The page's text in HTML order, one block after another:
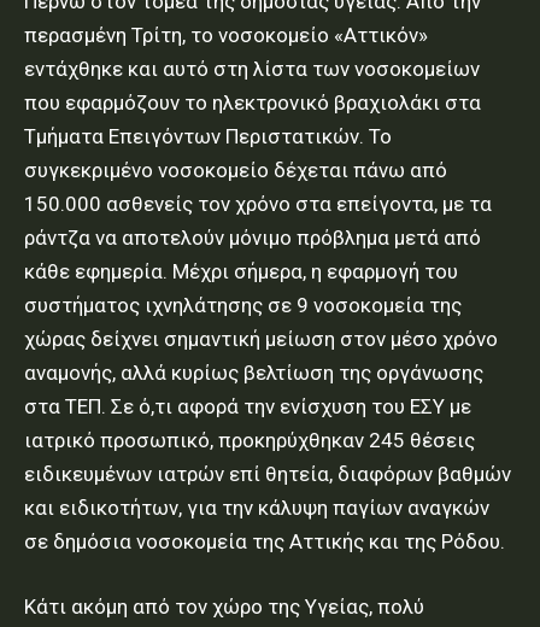
περασμένη Τρίτη, το νοσοκομείο «Αττικόν»
εντάχθηκε και αυτό στη λίστα των νοσοκομείων
που εφαρμόζουν το ηλεκτρονικό βραχιολάκι στα
Τμήματα Επειγόντων Περιστατικών. Το
συγκεκριμένο νοσοκομείο δέχεται πάνω από
150.000 ασθενείς τον χρόνο στα επείγοντα, με τα
ράντζα να αποτελούν μόνιμο πρόβλημα μετά από
κάθε εφημερία. Μέχρι σήμερα, η εφαρμογή του
συστήματος ιχνηλάτησης σε 9 νοσοκομεία της
χώρας δείχνει σημαντική μείωση στον μέσο χρόνο
αναμονής, αλλά κυρίως βελτίωση της οργάνωσης
στα ΤΕΠ. Σε ό,τι αφορά την ενίσχυση του ΕΣΥ με
ιατρικό προσωπικό, προκηρύχθηκαν 245 θέσεις
ειδικευμένων ιατρών επί θητεία, διαφόρων βαθμών
και ειδικοτήτων, για την κάλυψη παγίων αναγκών
σε δημόσια νοσοκομεία της Αττικής και της Ρόδου.
Κάτι ακόμη από τον χώρο της Υγείας, πολύ